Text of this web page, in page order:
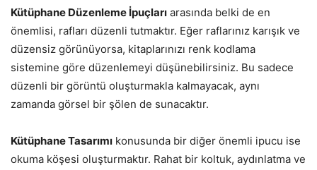
Kütüphane Düzenleme İpuçları arasında belki de en
önemlisi, rafları düzenli tutmaktır. Eğer raflarınız karışık ve
düzensiz görünüyorsa, kitaplarınızı renk kodlama
sistemine göre düzenlemeyi düşünebilirsiniz. Bu sadece
düzenli bir görüntü oluşturmakla kalmayacak, aynı
zamanda görsel bir şölen de sunacaktır.
Kütüphane Tasarımı konusunda bir diğer önemli ipucu ise
okuma köşesi oluşturmaktır. Rahat bir koltuk, aydınlatma ve